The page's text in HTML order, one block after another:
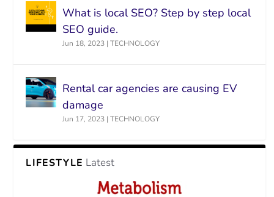
What is local SEO? Step by step local
SEO guide.
Jun 18, 2023 |TECHNOLOGY
Rental car agencies are causing EV
damage
Jun 17, 2023 |TECHNOLOGY
LIFESTYLE Latest